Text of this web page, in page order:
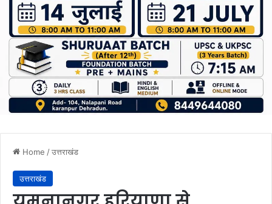
Home /उत्तराखंड
उत्तराखंड